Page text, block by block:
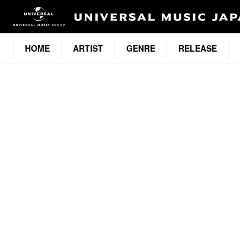
HOME ARTIST GENRE RELEASE